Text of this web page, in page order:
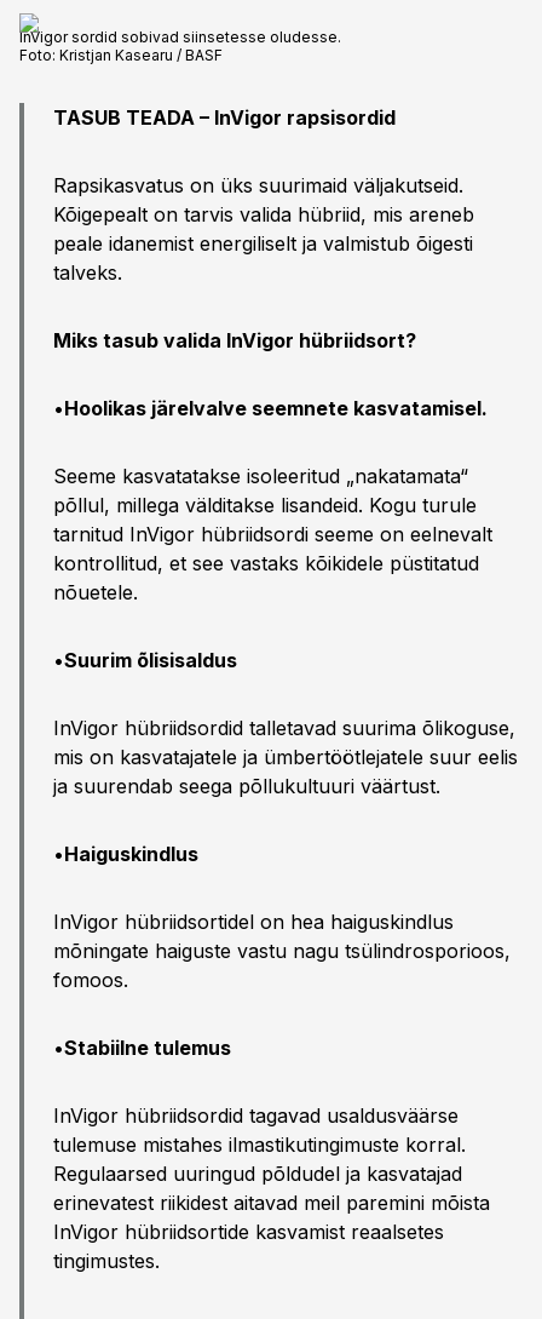
InVigor sordid sobivad siinsetesse oludesse.
Foto: Kristjan Kasearu / BASF
TASUB TEADA – InVigor rapsisordid
Rapsikasvatus on üks suurimaid väljakutseid.
Kõigepealt on tarvis valida hübriid, mis areneb
peale idanemist energiliselt ja valmistub õigesti
talveks.
Miks tasub valida InVigor hübriidsort?
•Hoolikas järelvalve seemnete kasvatamisel.
Seeme kasvatatakse isoleeritud „nakatamata“
põllul, millega välditakse lisandeid. Kogu turule
tarnitud InVigor hübriidsordi seeme on eelnevalt
kontrollitud, et see vastaks kõikidele püstitatud
nõuetele.
•Suurim õlisisaldus
InVigor hübriidsordid talletavad suurima õlikoguse,
mis on kasvatajatele ja ümbertöötlejatele suur eelis
ja suurendab seega põllukultuuri väärtust.
•Haiguskindlus
InVigor hübriidsortidel on hea haiguskindlus
mõningate haiguste vastu nagu tsülindrosporioos,
fomoos.
•Stabiilne tulemus
InVigor hübriidsordid tagavad usaldusväärse
tulemuse mistahes ilmastikutingimuste korral.
Regulaarsed uuringud põldudel ja kasvatajad
erinevatest riikidest aitavad meil paremini mõista
InVigor hübriidsortide kasvamist reaalsetes
tingimustes.